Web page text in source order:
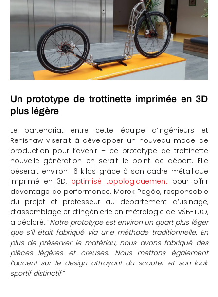
Un prototype de trottinette imprimée en 3D
plus légère
Le partenariat entre cette équipe d’ingénieurs et
Renishaw viserait à développer un nouveau mode de
production pour l’avenir – ce prototype de trottinette
nouvelle génération en serait le point de départ. Elle
pèserait environ 1,6 kilos grâce à son cadre métallique
imprimé en 3D, optimisé topologiquement pour offrir
davantage de performance. Marek Pagác, responsable
du projet et professeur au département d’usinage,
d’assemblage et d’ingénierie en métrologie de VŠB-TUO,
a déclaré: “Notre prototype est environ un quart plus léger
que s’il était fabriqué via une méthode traditionnelle. En
plus de préserver le matériau, nous avons fabriqué des
pièces légères et creuses. Nous mettons également
l’accent sur le design attrayant du scooter et son look
sportif distinctif.”